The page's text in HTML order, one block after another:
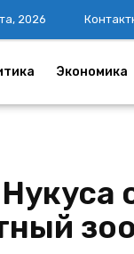
2026
Экономика